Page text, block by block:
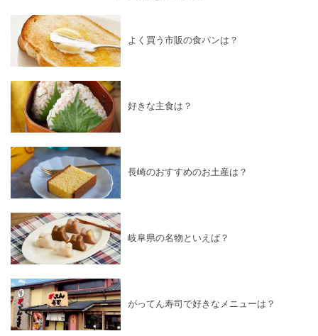
よく買う市販の食パンは？
好きな主食は？
長崎のおすすめのお土産は？
岐阜県の名物といえば？
がってん寿司で好きなメニューは？